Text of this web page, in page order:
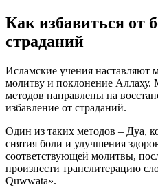
Как избавиться от
страданий
Исламские учения наставляют
молитву и поклонение
методов направлены на
избавление от страданий.
Один из таких методов – Дуа,
снятия боли и улучшения
соответствующей молитвы,
произнести транслитерацию
Quwwata».